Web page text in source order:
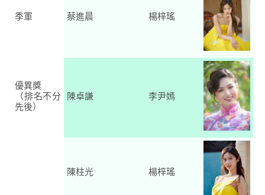
季軍 蔡進晨 楊梓瑤
優異獎
（排名不分
先後）
陳卓謙 李尹嫣
陳柱光 楊梓瑤